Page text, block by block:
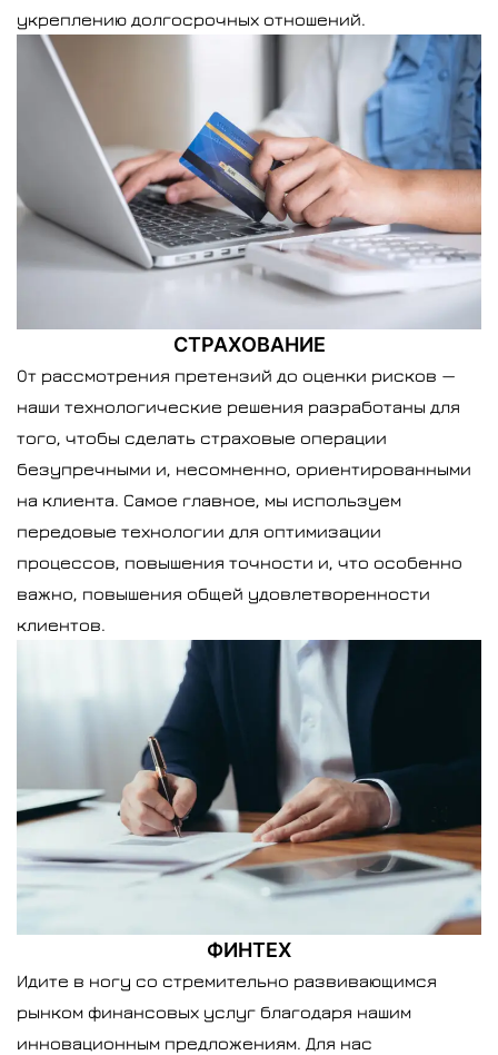
укреплению долгосрочных отношений.
СТРАХОВАНИЕ
От рассмотрения претензий до оценки рисков —
наши технологические решения разработаны для
того, чтобы сделать страховые операции
безупречными и, несомненно, ориентированными
на клиента. Самое главное, мы используем
передовые технологии для оптимизации
процессов, повышения точности и, что особенно
важно, повышения общей удовлетворенности
клиентов.
ФИНТЕХ
Идите в ногу со стремительно развивающимся
рынком финансовых услуг благодаря нашим
инновационным предложениям. Для нас